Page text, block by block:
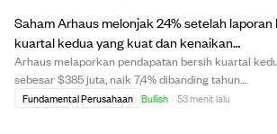
Saham Arhaus melonjak 24% setelah laporan
kuartal kedua yang kuat dan kenaikan
rekomendasi analis.
Arhaus melaporkan pendapatan bersih kuartal
sebesar $385 juta, naik 7,4% dibanding tahun
sebelumnya, didorong oleh permintaan pelanggan
Fundamental Perusahaan Bullish · 53 menit lalu